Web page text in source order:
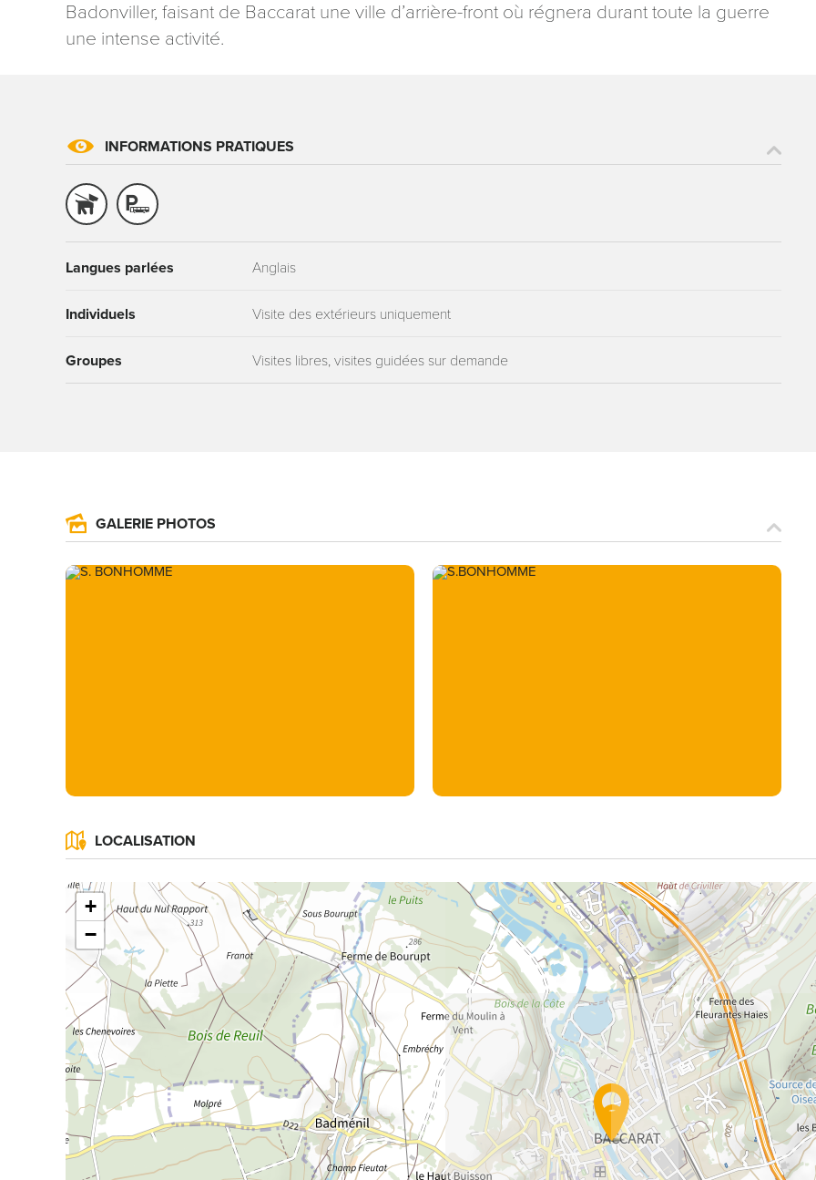
Badonviller, faisant de Baccarat une ville d’arrière-front où régnera durant toute la guerre
une intense activité.
INFORMATIONS PRATIQUES
Langues parlées Anglais
Individuels Visite des extérieurs uniquement
Groupes Visites libres, visites guidées sur demande
GALERIE PHOTOS
LOCALISATION
+
−